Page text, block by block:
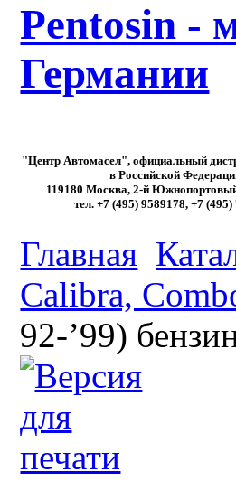
Pentosin -
Германии
"Центр Автомасел", официальный
в Российской
119180 Москва, 2-й
тел. +7 (495) 9589178, +7 (495)
Главная
Calibra,
92-’99)